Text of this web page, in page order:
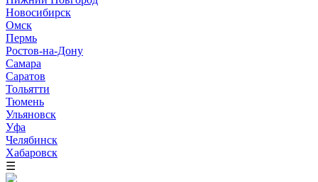
Новосибирск
Омск
Пермь
Ростов-на-Дону
Самара
Саратов
Тольятти
Тюмень
Ульяновск
Уфа
Челябинск
Хабаровск
☰